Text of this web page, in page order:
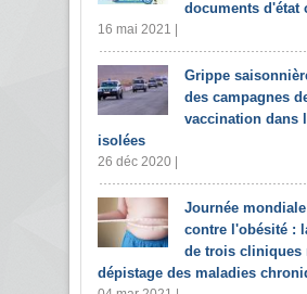
documents d'état
16 mai 2021 |
Grippe
des campagnes
vaccination dans
isolées
26 déc 2020 |
Journée
contre l'obésité :
de trois cliniques
dépistage des maladies